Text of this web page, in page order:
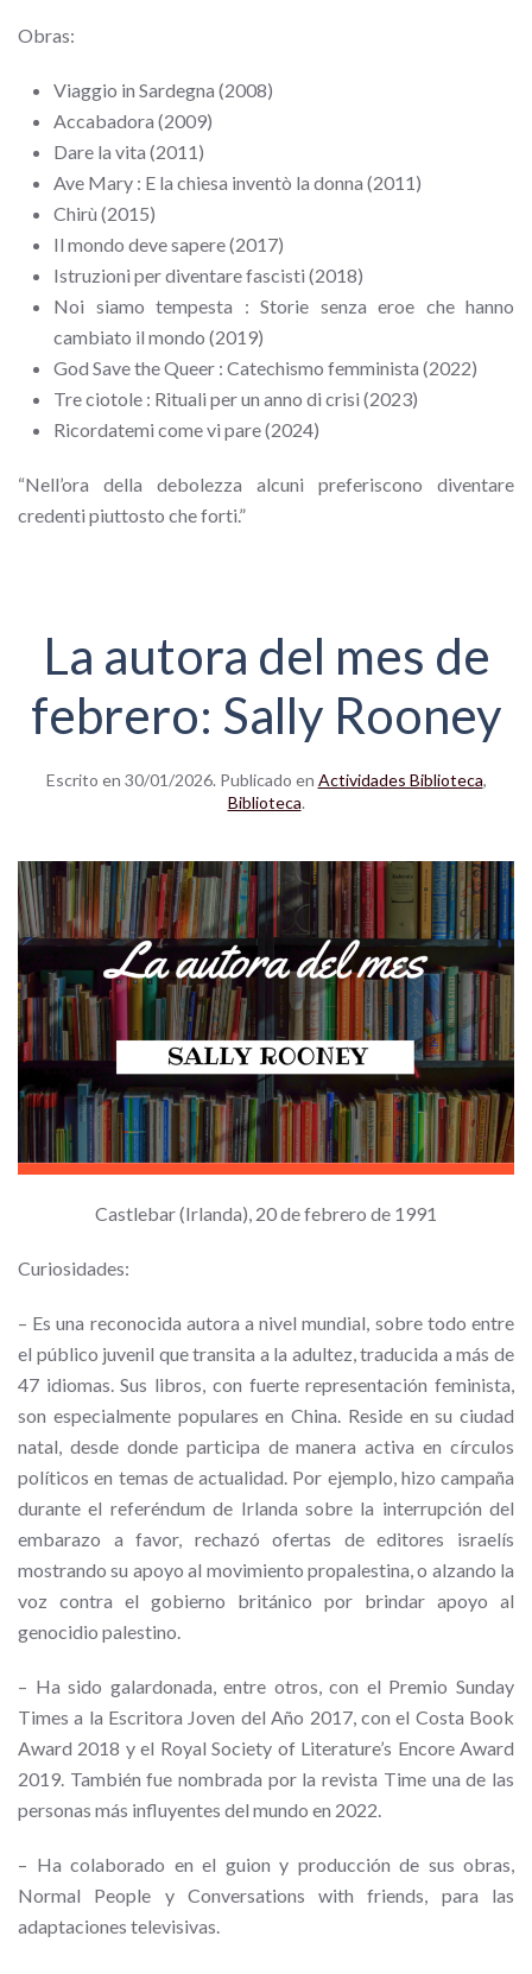
Obras:
Viaggio in Sardegna (2008)
Accabadora (2009)
Dare la vita (2011)
Ave Mary : E la chiesa inventò la donna (2011)
Chirù (2015)
Il mondo deve sapere (2017)
Istruzioni per diventare fascisti (2018)
Noi siamo tempesta : Storie senza eroe che hanno
cambiato il mondo (2019)
God Save the Queer : Catechismo femminista (2022)
Tre ciotole : Rituali per un anno di crisi (2023)
Ricordatemi come vi pare (2024)
“Nell’ora della debolezza alcuni preferiscono diventare
credenti piuttosto che forti.”
La autora del mes de
febrero: Sally Rooney
Escrito en 30/01/2026. Publicado en Actividades Biblioteca,
Biblioteca.
Castlebar (Irlanda), 20 de febrero de 1991
Curiosidades:
– Es una reconocida autora a nivel mundial, sobre todo entre
el público juvenil que transita a la adultez, traducida a más de
47 idiomas. Sus libros, con fuerte representación feminista,
son especialmente populares en China. Reside en su ciudad
natal, desde donde participa de manera activa en círculos
políticos en temas de actualidad. Por ejemplo, hizo campaña
durante el referéndum de Irlanda sobre la interrupción del
embarazo a favor, rechazó ofertas de editores israelís
mostrando su apoyo al movimiento propalestina, o alzando la
voz contra el gobierno británico por brindar apoyo al
genocidio palestino.
– Ha sido galardonada, entre otros, con el Premio Sunday
Times a la Escritora Joven del Año 2017, con el Costa Book
Award 2018 y el Royal Society of Literature’s Encore Award
2019. También fue nombrada por la revista Time una de las
personas más influyentes del mundo en 2022.
– Ha colaborado en el guion y producción de sus obras,
Normal People y Conversations with friends, para las
adaptaciones televisivas.